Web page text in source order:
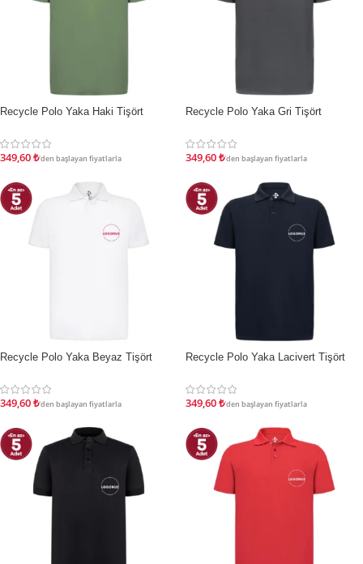
İNDIRIM
Recycle Polo Yaka Haki Tişört
349,60₺'den başlayan fiyatlarla
İNDIRIM
Recycle Polo Yaka Gri Tişört
349,60₺'den başlayan fiyatlarla
İNDIRIM
Recycle Polo Yaka Beyaz Tişört
349,60₺'den başlayan fiyatlarla
İNDIRIM
Recycle Polo Yaka Lacivert Tişört
349,60₺'den başlayan fiyatlarla